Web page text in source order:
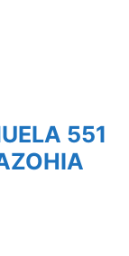
551